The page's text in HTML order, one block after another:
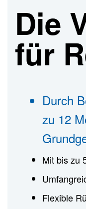
Die
für
Durch
zu 12
Mit bis zu
Flexible